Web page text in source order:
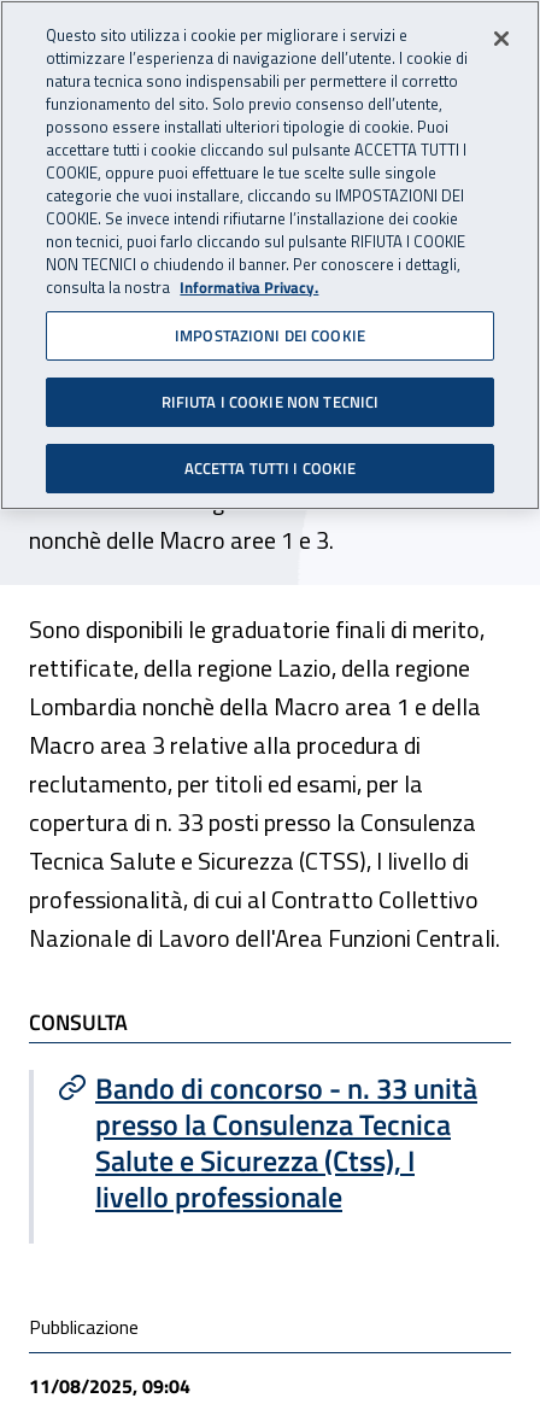
INAIL - Istituto Nazionale
Apri cerca
Navigazione principale
Navigazione - Ti trovi in:
Home Inail comunica Avvisi
Procedura di reclutamento
n. 33 unità presso la Ctss - I
livello di professionalità:
graduatorie rettificate
Pubblicate le graduatorie finali di merito
rettificate delle regioni Lazio e Lombardia
nonchè delle Macro aree 1 e 3.
Sono disponibili le graduatorie finali di merito,
rettificate, della regione Lazio, della regione
Lombardia nonchè della Macro area 1 e della
Macro area 3 relative alla procedura di
reclutamento, per titoli ed esami, per la
copertura di n. 33 posti presso la Consulenza
Tecnica Salute e Sicurezza (CTSS), I livello di
professionalità, di cui al Contratto Collettivo
Nazionale di Lavoro dell'Area Funzioni Centrali.
TI POTREBBE INTERESSARE
CONSULTA
Bando di concorso - n. 33 unità
presso la Consulenza Tecnica
Salute e Sicurezza (Ctss), I
livello professionale
Condivisione social
Pubblicazione
11/08/2025, 09:04
Questo sito utilizza i cookie per migliorare i servizi e
ottimizzare l’esperienza di navigazione dell’utente. I cookie di
natura tecnica sono indispensabili per permettere il corretto
funzionamento del sito. Solo previo consenso dell’utente,
possono essere installati ulteriori tipologie di cookie. Puoi
accettare tutti i cookie cliccando sul pulsante ACCETTA TUTTI I
COOKIE, oppure puoi effettuare le tue scelte sulle singole
categorie che vuoi installare, cliccando su IMPOSTAZIONI DEI
COOKIE. Se invece intendi rifiutarne l’installazione dei cookie
non tecnici, puoi farlo cliccando sul pulsante RIFIUTA I COOKIE
NON TECNICI o chiudendo il banner. Per conoscere i dettagli,
consulta la nostra Informativa Privacy.
IMPOSTAZIONI DEI COOKIE
RIFIUTA I COOKIE NON TECNICI
ACCETTA TUTTI I COOKIE